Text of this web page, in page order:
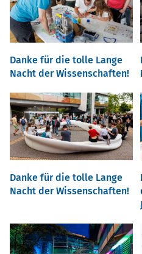
Danke für die tolle Lange
Nacht der Wissenschaften!
Danke für die tolle Lange
Nacht der Wissenschaften!